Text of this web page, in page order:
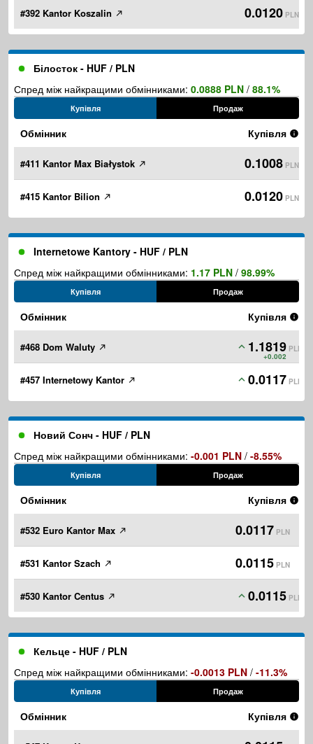
#392 Kantor Koszalin 0.0120 PLN
Білосток - HUF / PLN
Спред між найкращими обмінниками: 0.0888 PLN / 88.1%
Купівля Продаж
Обмінник Купівля
#411 Kantor Max Białystok 0.1008 PLN
#415 Kantor Bilion 0.0120 PLN
Internetowe Kantory - HUF / PLN
Спред між найкращими обмінниками: 1.17 PLN / 98.99%
Купівля Продаж
Обмінник Купівля
#468 Dom Waluty 1.1819
+0.002
PLN
#457 Internetowy Kantor 0.0117 PLN
Новий Сонч - HUF / PLN
Спред між найкращими обмінниками: -0.001 PLN / -8.55%
Купівля Продаж
Обмінник Купівля
#532 Euro Kantor Max 0.0117 PLN
#531 Kantor Szach 0.0115 PLN
#530 Kantor Centus 0.0115 PLN
Кельце - HUF / PLN
Спред між найкращими обмінниками: -0.0013 PLN / -11.3%
Купівля Продаж
Обмінник Купівля